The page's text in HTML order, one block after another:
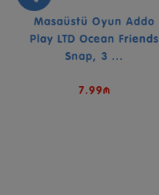
Masaüstü Oyun Addo
Play LTD Ocean Friends
Snap, 3 ...
7.99₼